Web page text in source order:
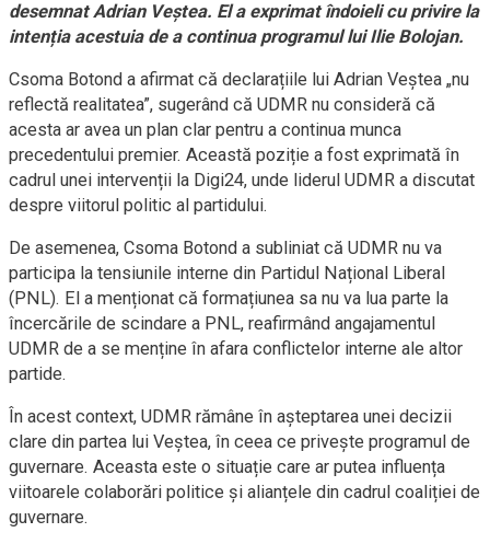
desemnat Adrian Veștea. El a exprimat îndoieli cu privire la
intenția acestuia de a continua programul lui Ilie Bolojan.
Csoma Botond a afirmat că declarațiile lui Adrian Veștea „nu
reflectă realitatea”, sugerând că UDMR nu consideră că
acesta ar avea un plan clar pentru a continua munca
precedentului premier. Această poziție a fost exprimată în
cadrul unei intervenții la Digi24, unde liderul UDMR a discutat
despre viitorul politic al partidului.
De asemenea, Csoma Botond a subliniat că UDMR nu va
participa la tensiunile interne din Partidul Național Liberal
(PNL). El a menționat că formațiunea sa nu va lua parte la
încercările de scindare a PNL, reafirmând angajamentul
UDMR de a se menține în afara conflictelor interne ale altor
partide.
În acest context, UDMR rămâne în așteptarea unei decizii
clare din partea lui Veștea, în ceea ce privește programul de
guvernare. Aceasta este o situație care ar putea influența
viitoarele colaborări politice și alianțele din cadrul coaliției de
guvernare.